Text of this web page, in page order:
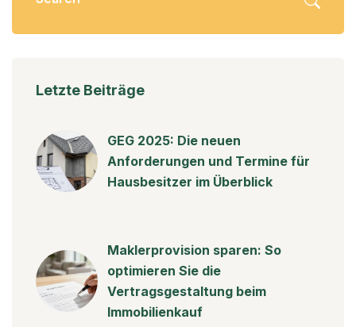
Letzte Beiträge
GEG 2025: Die neuen
Anforderungen und Termine für
Hausbesitzer im Überblick
Maklerprovision sparen: So
optimieren Sie die
Vertragsgestaltung beim
Immobilienkauf